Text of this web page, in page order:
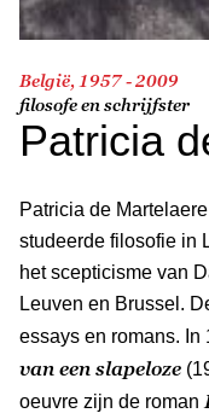
België, 1957 - 2009
filosofe en schrijfster
Patricia
Patricia de
studeerde filosofie in
het scepticisme van
Leuven en Brussel.
essays en romans. In
van een slapeloze
oeuvre zijn de roman